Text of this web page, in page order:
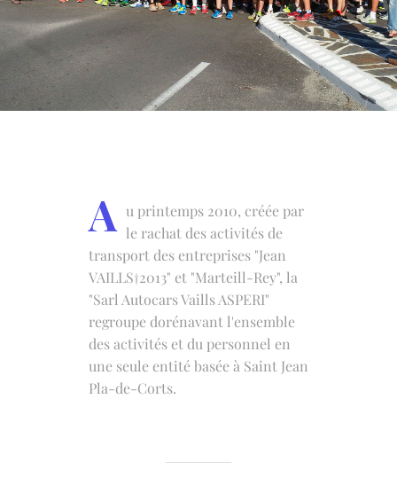
A u printemps 2010, créée par
le rachat des activités de
transport des entreprises "Jean
VAILLS†2013" et "Marteill-Rey", la
"Sarl Autocars Vaills ASPERI"
regroupe dorénavant l'ensemble
des activités et du personnel en
une seule entité basée à Saint Jean
Pla-de-Corts.